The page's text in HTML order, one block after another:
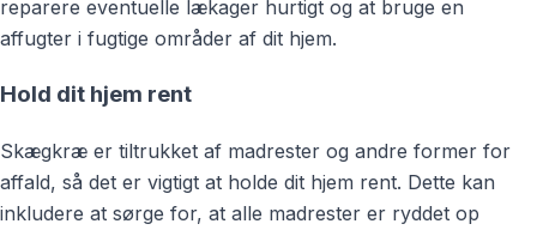
reparere eventuelle lækager hurtigt og at bruge en
affugter i fugtige områder af dit hjem.
Hold dit hjem rent
Skægkræ er tiltrukket af madrester og andre former for
affald, så det er vigtigt at holde dit hjem rent. Dette kan
inkludere at sørge for, at alle madrester er ryddet op